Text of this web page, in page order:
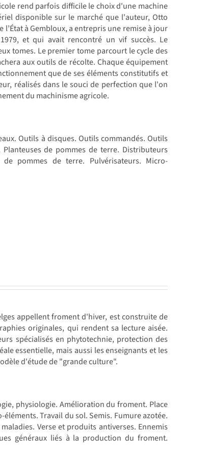
rend parfois difficile le choix d'une machine
disponible sur le marché que l'auteur, Otto
l’État à Gembloux, a entrepris une remise à jour
et qui avait rencontré un vif succès. Le
tomes. Le premier tome parcourt le cycle des
aux outils de récolte. Chaque équipement
que de ses éléments constitutifs et
réalisés dans le souci de perfection que l'on
du machinisme agricole.
Outils à disques. Outils commandés. Outils
de pommes de terre. Distributeurs
pommes de terre. Pulvérisateurs. Micro-
appellent froment d'hiver, est construite de
originales, qui rendent sa lecture aisée.
spécialisés en phytotechnie, protection des
essentielle, mais aussi les enseignants et les
d'étude de "grande culture".
physiologie. Amélioration du froment. Place
Travail du sol. Semis. Fumure azotée.
Verse et produits antiverses. Ennemis
généraux liés à la production du froment.